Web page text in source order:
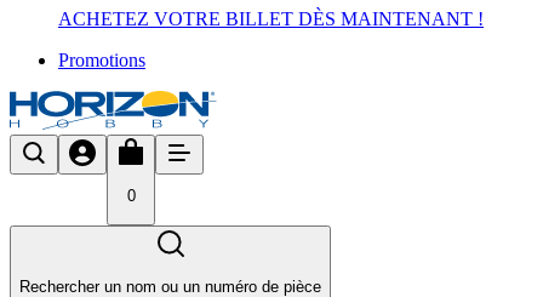
ACHETEZ VOTRE BILLET DÈS MAINTENANT !
Promotions
0
Rechercher un nom ou un numéro de pièce